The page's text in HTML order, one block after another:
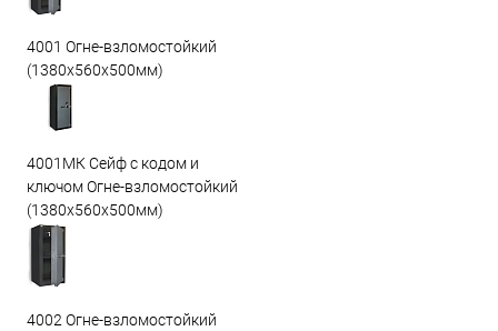
4001 Огне-взломостойкий
(1380х560х500мм)
4001МК Сейф с кодом и
ключом Огне-взломостойкий
(1380х560х500мм)
4002 Огне-взломостойкий